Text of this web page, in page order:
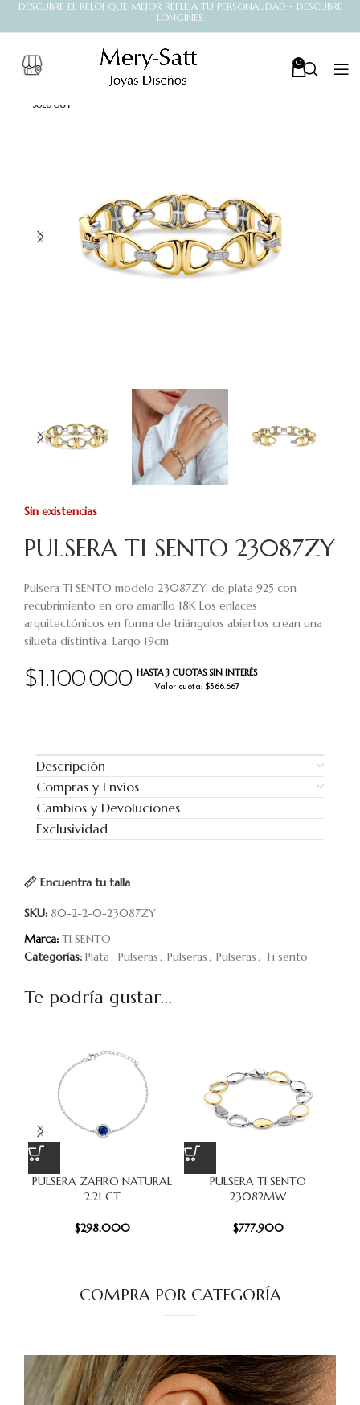
DESCUBRE EL RELOJ QUE MEJOR REFLEJA TU PERSONALIDAD - DESCUBRE
LONGINES
0
SOLD OUT
PULSERA TI SENTO 23087ZY
$1.100.000 HASTA 3 CUOTAS SIN INTERÉS
Valor cuota: $366.667
Pulsera TI SENTO modelo 23087ZY. de plata 925 con
recubrimiento en oro amarillo 18K Los enlaces
arquitectónicos en forma de triángulos abiertos crean una
silueta distintiva. Largo 19cm
Sin existencias
Encuentra tu talla
Descripción
Compras y Envíos
Cambios y Devoluciones
Exclusividad
SKU: 80-2-2-0-23087ZY
Categorías: Plata, Pulseras, Pulseras, Pulseras, Ti sento
Marca: TI SENTO
Te podría gustar...
PULSERA ZAFIRO NATURAL
2.21 CT
$298.000
PULSERA TI SENTO
23082MW
$777.900
COMPRA POR CATEGORÍA